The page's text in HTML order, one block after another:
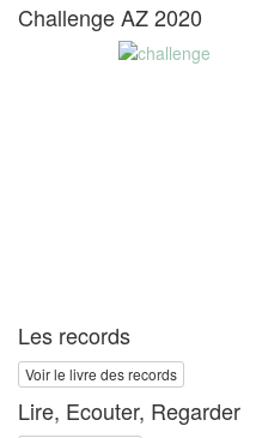
Challenge AZ 2020
Les records
Voir le livre des records
Lire, Ecouter, Regarder